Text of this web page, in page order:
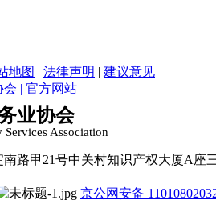
地图 | 法律声明 | 建议意见
业协会
Association
路甲21号中关村知识产权大厦A座
京公网安备